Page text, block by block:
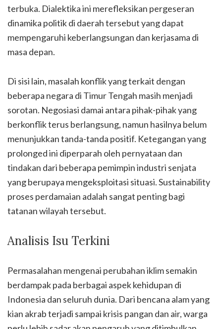
terbuka. Dialektika ini merefleksikan pergeseran
dinamika politik di daerah tersebut yang dapat
mempengaruhi keberlangsungan dan kerjasama di
masa depan.
Di sisi lain, masalah konflik yang terkait dengan
beberapa negara di Timur Tengah masih menjadi
sorotan. Negosiasi damai antara pihak-pihak yang
berkonflik terus berlangsung, namun hasilnya belum
menunjukkan tanda-tanda positif. Ketegangan yang
prolonged ini diperparah oleh pernyataan dan
tindakan dari beberapa pemimpin industri senjata
yang berupaya mengeksploitasi situasi. Sustainability
proses perdamaian adalah sangat penting bagi
tatanan wilayah tersebut.
Analisis Isu Terkini
Permasalahan mengenai perubahan iklim semakin
berdampak pada berbagai aspek kehidupan di
Indonesia dan seluruh dunia. Dari bencana alam yang
kian akrab terjadi sampai krisis pangan dan air, warga